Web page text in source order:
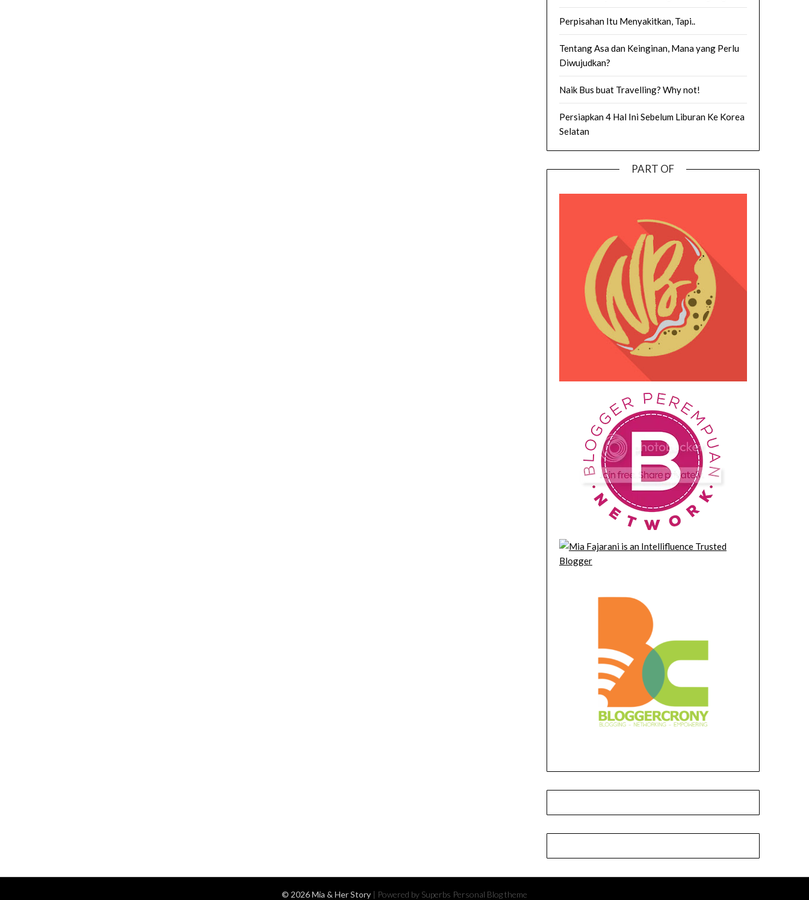
Perpisahan Itu Menyakitkan, Tapi..
Tentang Asa dan Keinginan, Mana yang Perlu
Diwujudkan?
Naik Bus buat Travelling? Why not!
Persiapkan 4 Hal Ini Sebelum Liburan Ke Korea
Selatan
PART OF
© 2026 Mia & Her Story | Powered by Superbs Personal Blog theme